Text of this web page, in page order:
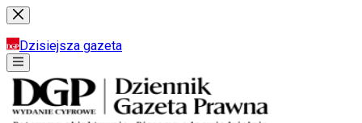
Dzisiejsza gazeta